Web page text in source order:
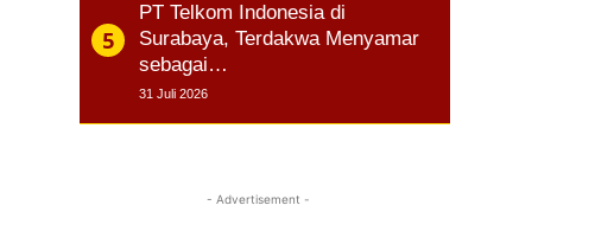
PT Telkom Indonesia di
Surabaya, Terdakwa Menyamar
sebagai…
31 Juli 2026
- Advertisement -